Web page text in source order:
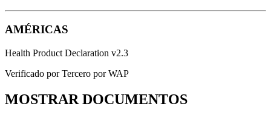
AMÉRICAS
Health Product Declaration v2.3
Verificado por Tercero por WAP
MOSTRAR DOCUMENTOS